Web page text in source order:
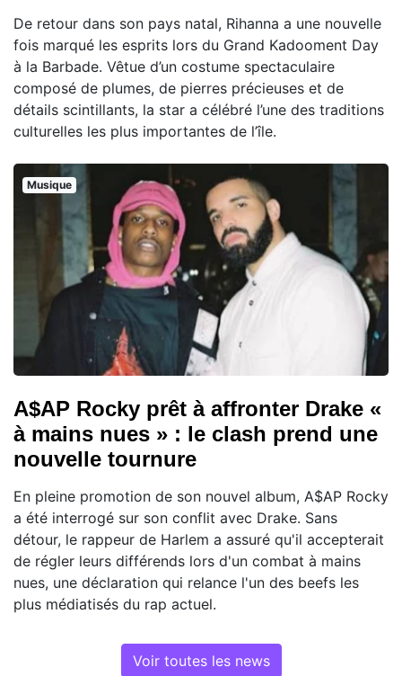
De retour dans son pays natal, Rihanna a une nouvelle
fois marqué les esprits lors du Grand Kadooment Day
à la Barbade. Vêtue d’un costume spectaculaire
composé de plumes, de pierres précieuses et de
détails scintillants, la star a célébré l’une des traditions
culturelles les plus importantes de l’île.
Musique
A$AP Rocky prêt à affronter Drake «
à mains nues » : le clash prend une
nouvelle tournure
En pleine promotion de son nouvel album, A$AP Rocky
a été interrogé sur son conflit avec Drake. Sans
détour, le rappeur de Harlem a assuré qu'il accepterait
de régler leurs différends lors d'un combat à mains
nues, une déclaration qui relance l'un des beefs les
plus médiatisés du rap actuel.
Voir toutes les news